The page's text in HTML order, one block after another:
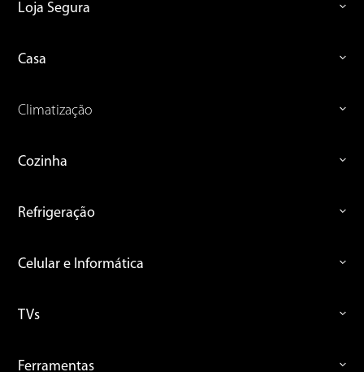
Loja Segura
Casa
Climatização
Cozinha
Refrigeração
Celular e Informática
TVs
Ferramentas